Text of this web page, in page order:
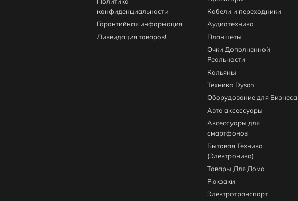
конфиденциальности
Гарантийная информация
Ликвидация товаров!
Кабели и переходники
Аудиотехника
Планшеты
Очки Дополненной
Реальности
Кальяны
Техника Dyson
Оборудование для Бизнеса
Авто аксессуары
Аксессуары для
смартфонов
Бытовая Техника
(Электроника)
Товары Для Дома
Рюкзаки
Электротранспорт